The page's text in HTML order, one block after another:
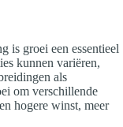
is groei een essentieel
kunnen variëren,
als
om verschillende
hogere winst, meer